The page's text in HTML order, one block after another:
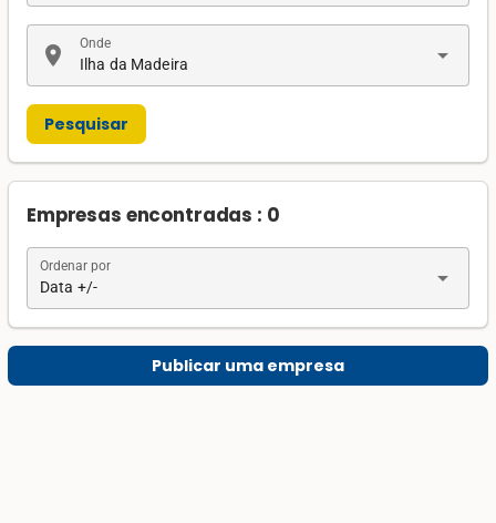
location_on Ilha da Madeira
Onde arrow_drop_down
Pesquisar
Empresas encontradas : 0
Data +/-
Ordenar por arrow_drop_down
Publicar uma empresa